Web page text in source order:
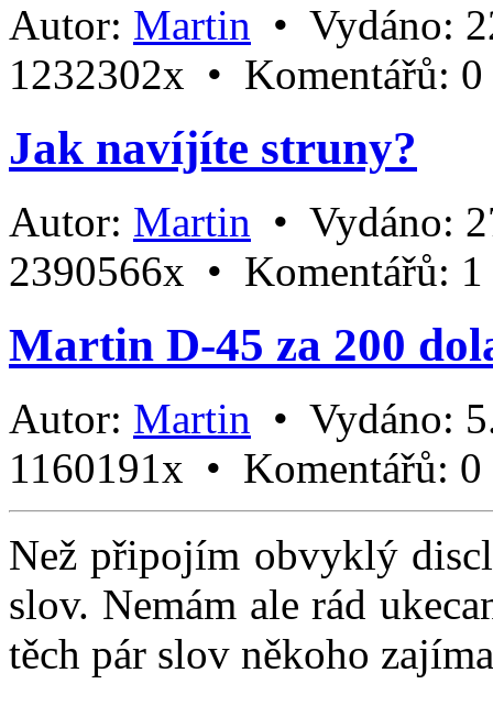
Autor: Martin • Vydáno:
1232302x • Komentářů: 0
Jak navíjíte struny?
Autor: Martin • Vydáno:
2390566x • Komentářů: 1
Martin D-45 za 200
Autor: Martin • Vydáno:
1160191x • Komentářů: 0
Než připojím obvyklý
slov. Nemám ale rád
těch pár slov někoho